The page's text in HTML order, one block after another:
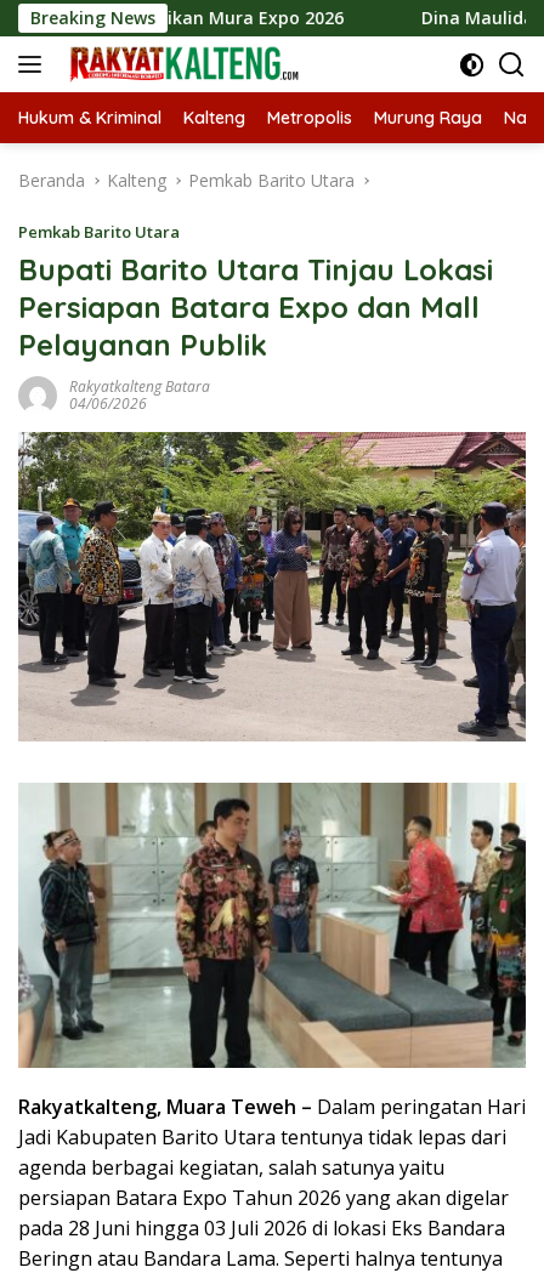
Langsung
ke
konten
Breaking News
Ramaikan Mura Expo 2026 Dina Maulidah Apresiasi
Hukum & Kriminal Kalteng Metropolis Murung Raya
Beranda Kalteng Pemkab Barito Utara
Pemkab Barito Utara
Bupati Barito Utara Tinjau Lokasi
Persiapan Batara Expo dan Mall
Pelayanan Publik
Rakyatkalteng Batara
04/06/2026
Rakyatkalteng, Muara Teweh – Dalam peringatan Hari
Jadi Kabupaten Barito Utara tentunya tidak lepas dari
agenda berbagai kegiatan, salah satunya yaitu
persiapan Batara Expo Tahun 2026 yang akan digelar
pada 28 Juni hingga 03 Juli 2026 di lokasi Eks Bandara
Beringn atau Bandara Lama. Seperti halnya tentunya